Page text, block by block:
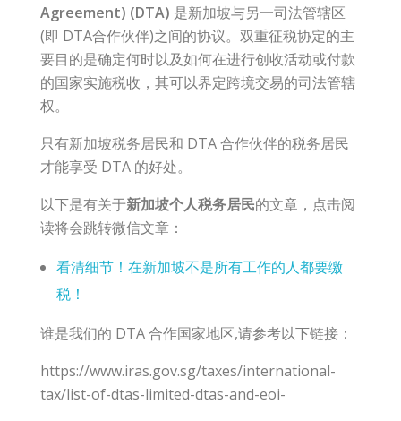
Agreement) (DTA) 是新加坡与另一司法管辖区
(即 DTA合作伙伴)之间的协议。双重征税协定的主
要目的是确定何时以及如何在进行创收活动或付款
的国家实施税收，其可以界定跨境交易的司法管辖
权。
只有新加坡税务居民和 DTA 合作伙伴的税务居民
才能享受 DTA 的好处。
以下是有关于新加坡个人税务居民的文章，点击阅
读将会跳转微信文章：
看清细节！在新加坡不是所有工作的人都要缴
税！
谁是我们的 DTA 合作国家地区,请参考以下链接：
https://www.iras.gov.sg/taxes/international-
tax/list-of-dtas-limited-dtas-and-eoi-